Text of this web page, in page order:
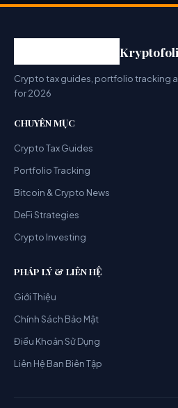
Crypto tax guides, portfolio tracking
for 2026
CHUYÊN MỤC
Crypto Tax Guides
Portfolio Tracking
Bitcoin & Crypto News
DeFi Strategies
Crypto Investing
PHÁP LÝ & LIÊN HỆ
Giới Thiệu
Chính Sách Bảo Mật
Điều Khoản Sử Dụng
Liên Hệ Ban Biên Tập